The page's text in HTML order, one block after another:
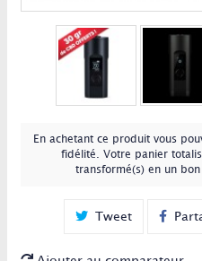
En achetant ce produit vous
fidélité . Votre panier
transformé(s) en un
Tweet